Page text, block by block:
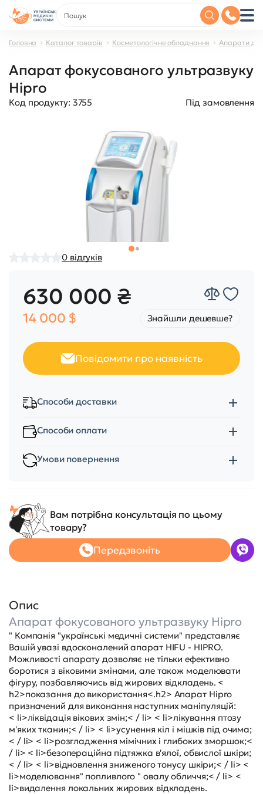
Головна Каталог товарів Косметологічне обладнання Апарати
Апарат фокусованого ультразвуку
Hipro
Код продукту: 3755 Під замовлення
0 відгуків
630 000 ₴
14 000 $ Знайшли дешевше?
Повідомити про наявність
Способи доставки
Способи оплати
Умови повернення
Вам потрібна консультація по цьому
товару?
Передзвоніть
Опис
Апарат фокусованого ультразвуку Hipro
" Компанія "українські медичні системи" представляє
Вашій увазі вдосконалений апарат HIFU - HIPRO.
Можливості апарату дозволяє не тільки ефективно
боротися з віковими змінами, але також моделювати
фігуру, позбавляючись від жирових відкладень. <
h2>показання до використання<.h2> Апарат Hipro
призначений для виконання наступних маніпуляцій:
< li>ліквідація вікових змін;< / li> < li>лікування птозу
м'яких тканин;< / li> < li>усунення кіл і мішків під очима;
< / li> < li>розгладження мімічних і глибоких зморшок;<
/ li> < li>безопераційна підтяжка в'ялої, обвислої шкіри;
< / li> < li>відновлення зниженого тонусу шкіри;< / li> <
li>моделювання" попливлого " овалу обличчя;< / li> <
li>видалення локальних жирових відкладень.